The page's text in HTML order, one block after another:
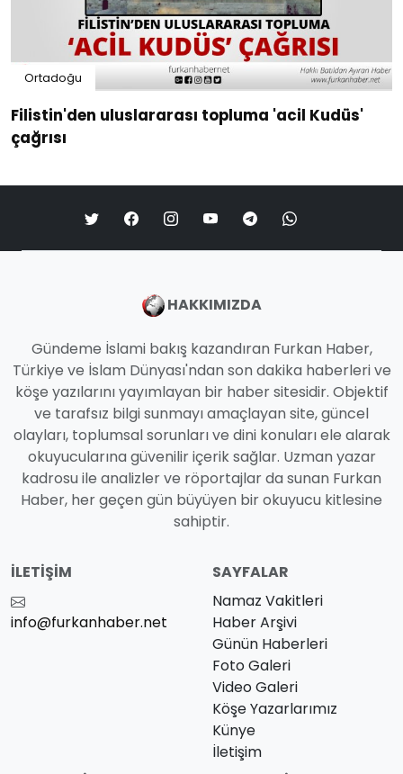
Ortadoğu
Filistin'den uluslararası topluma 'acil Kudüs'
çağrısı
HAKKIMIZDA
Gündeme İslami bakış kazandıran Furkan Haber,
Türkiye ve İslam Dünyası'ndan son dakika haberleri ve
köşe yazılarını yayımlayan bir haber sitesidir. Objektif
ve tarafsız bilgi sunmayı amaçlayan site, güncel
olayları, toplumsal sorunları ve dini konuları ele alarak
okuyucularına güvenilir içerik sağlar. Uzman yazar
kadrosu ile analizler ve röportajlar da sunan Furkan
Haber, her geçen gün büyüyen bir okuyucu kitlesine
sahiptir.
İLETIŞIM
info@furkanhaber.net
SAYFALAR
Namaz Vakitleri
Haber Arşivi
Günün Haberleri
Foto Galeri
Video Galeri
Köşe Yazarlarımız
Künye
İletişim